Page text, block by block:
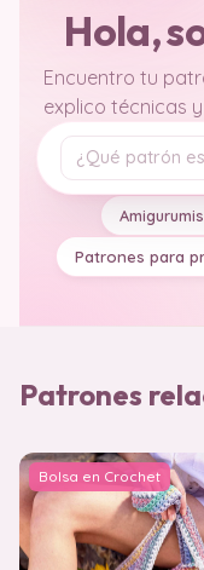
Hola,
Encuentro tu
explico técnicas
Tu pregunta
Patrones para
Patrones
Bolsa en Crochet